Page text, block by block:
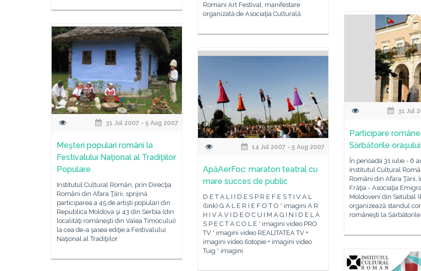
Romani Art Festival, manifestare
organizată de Asociaţia Culturală
31 Jul
Participare
Sărbătorile
În perioada 31 iulie - 6
Institutul Cultural
Români din Afara Ţării,
Frăţia - Asociaţia
Moldoveni din Setúbal
organizează standul
româneşti la Sărbătorile
31 Jul 2007 - 5 Aug 2007
Meşteri populari români la
Festivalului Naţional al Tradiţiilor
Populare
Institutul Cultural Român, prin Direcţia
Români din Afara Ţării, sprijină
participarea a 45 de artişti populari din
Republica Moldova şi 43 din Serbia (din
localităţi româneşti din Valea Timocului)
la cea de-a şasea ediţie a Festivalului
Naţional al Tradiţiilor
14 Jul 2007 - 5 Aug 2007
ApăAerFoc: maraton teatral cu
mare succes de public
D E T A L I I D E S P R E F E S T I V A L
(link) G A L E R I E F O T O * imagini A R
H I V A V I D E O C U I M A G I N I D E L A
S P E C T A C O L E * imagini video PRO
TV * imagini video REALITATEA TV +
imagini video Ilotopie + imagini video
Tuig * imagini